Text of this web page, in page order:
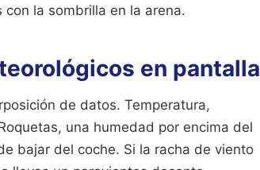
la sombrilla en la arena.
en pantalla
de datos. Temperatura,
una humedad por encima del
bajar del coche. Si la racha de viento